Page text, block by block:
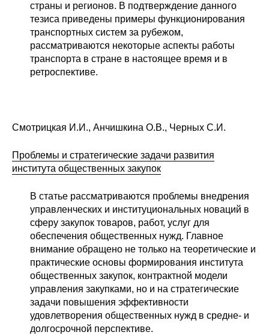
страны и регионов. В подтверждение данного
тезиса приведены примеры функционирования
транспортных систем за рубежом,
рассматриваются некоторые аспекты работы
транспорта в стране в настоящее время и в
ретроспективе.
Смотрицкая И.И., Анчишкина О.В., Черных С.И.
Проблемы и стратегические задачи развития
института общественных закупок
В статье рассматриваются проблемы внедрения
управленческих и институциональных новаций в
сферу закупок товаров, работ, услуг для
обеспечения общественных нужд. Главное
внимание обращено не только на теоретические и
практические основы формирования института
общественных закупок, контрактной модели
управления закупками, но и на стратегические
задачи повышения эффективности
удовлетворения общественных нужд в средне- и
долгосрочной перспективе.